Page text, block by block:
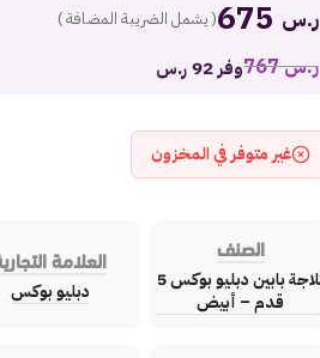
ر.س ( يشمل الضريبة المضافة )
ر.س767 وفر 92 ر.س
غير متوفر في المخزون
الصنف
ثلاجة بابين دبليو بوكس 5
قدم – أبيض
العلامة
دبليو بوكس